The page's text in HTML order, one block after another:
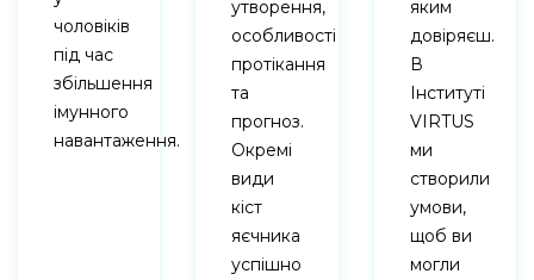
чоловіків
під час
збільшення
імунного
навантаження.
утворення,
особливості
протікання
та
прогноз.
Окремі
види
кіст
яєчника
успішно
яким
довіряєш.
В
Інституті
VIRTUS
ми
створили
умови,
щоб ви
могли